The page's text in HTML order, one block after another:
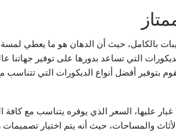
بالكامل، حيث أن الدهان هو ما يعطي لمسة
التي تساعد بدورها على توفير جهاتنا
بتوفير أفضل أنواع الديكورات التي
عليها، السعر الذي يوفره يتناسب مع
والمساحات، حيث أنه يتم اختيار